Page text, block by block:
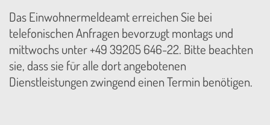
Das Einwohnermeldeamt erreichen Sie bei
telefonischen Anfragen bevorzugt montags und
mittwochs unter +49 39205 646-22. Bitte beachten
sie, dass sie für alle dort angebotenen
Dienstleistungen zwingend einen Termin benötigen.